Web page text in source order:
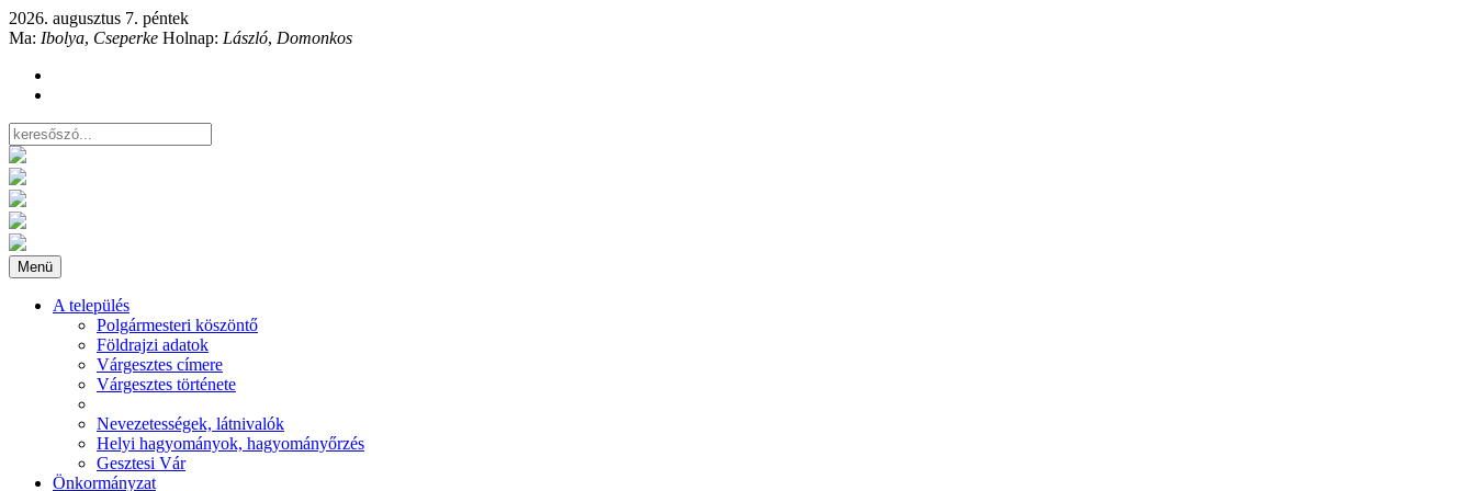
2026. augusztus 7. péntek
Ma: Ibolya, Cseperke Holnap: László, Domonkos
Menü
A település
Polgármesteri köszöntő
Földrajzi adatok
Várgesztes címere
Várgesztes története
Nevezetességek, látnivalók
Helyi hagyományok, hagyományőrzés
Gesztesi Vár
Önkormányzat